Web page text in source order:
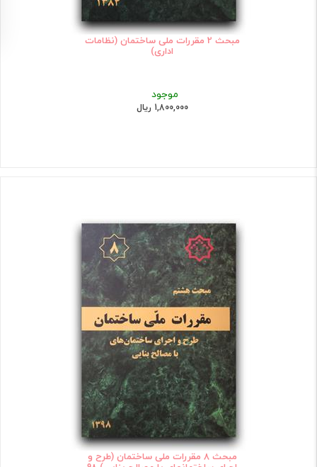
مبحث 2 مقررات ملی ساختمان (نظامات
اداری)
موجود
1,800,000 ریال
مبحث 8 مقررات ملی ساختمان (طرح و